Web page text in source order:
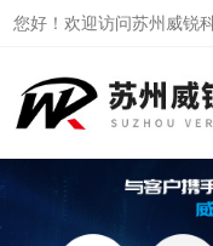
您好！欢迎访问苏州威锐